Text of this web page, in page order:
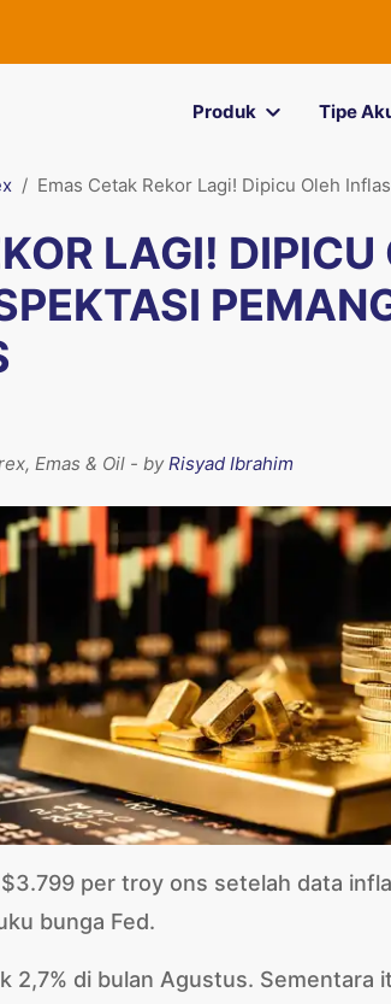
Produk Tipe
Emas Cetak Rekor Lagi! Dipicu Oleh
LAGI! DIPICU
Emas & Oil - byRisyad Ibrahim
per troy ons setelah data
bunga Fed.
2,7% di bulan Agustus. Sementara